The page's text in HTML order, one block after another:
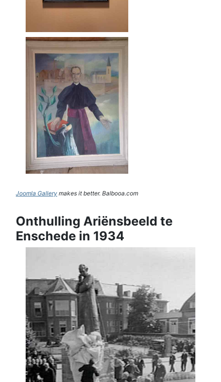
Joomla Gallery makes it better. Balbooa.com
Onthulling Ariënsbeeld te
Enschede in 1934